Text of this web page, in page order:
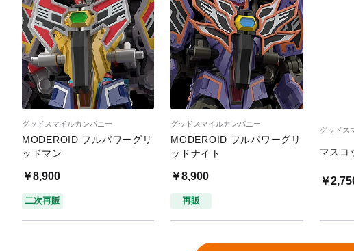
グッドスマイルカンパニー
MODEROID フルパワーグリ
ッドマン
￥8,900
二次再販
グッドスマイルカンパニー
MODEROID フルパワーグリ
ッドナイト
￥8,900
再販
グッドス
マスコ
￥